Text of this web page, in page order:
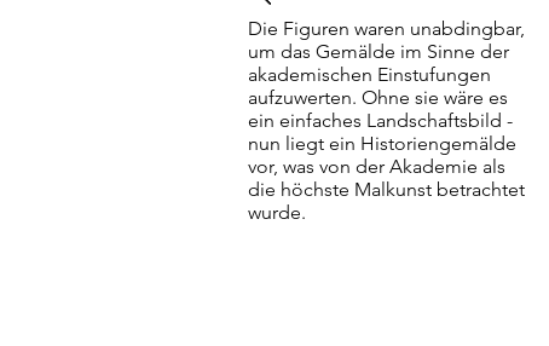
Die Figuren waren unabdingbar,
um das Gemälde im Sinne der
akademischen Einstufungen
aufzuwerten. Ohne sie wäre es
ein einfaches Landschaftsbild -
nun liegt ein Historiengemälde
vor, was von der Akademie als
die höchste Malkunst betrachtet
wurde.